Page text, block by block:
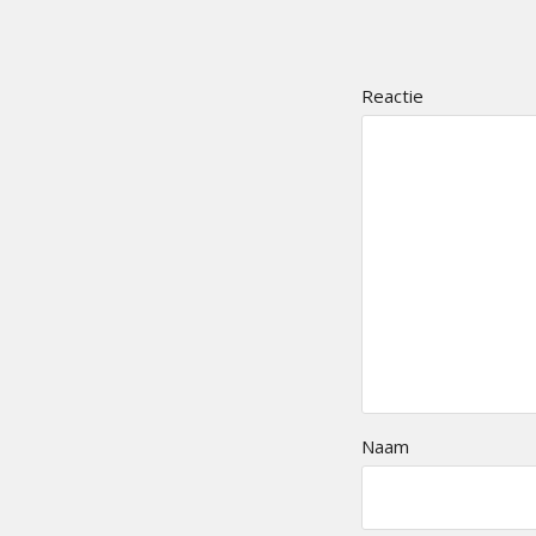
Reactie
Naam